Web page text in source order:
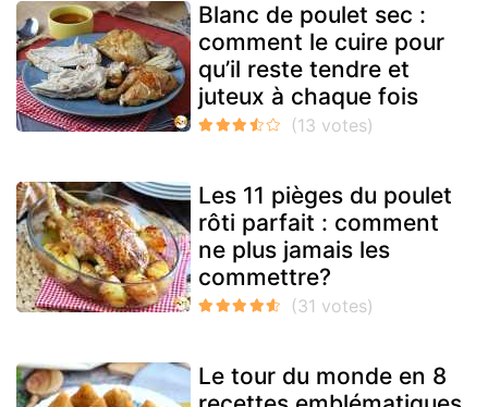
Blanc de poulet sec :
comment le cuire pour
qu’il reste tendre et
juteux à chaque fois
Les 11 pièges du poulet
rôti parfait : comment
ne plus jamais les
commettre?
Le tour du monde en 8